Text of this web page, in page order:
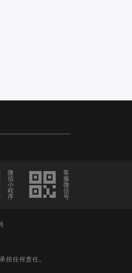
客
服
微
信
号
微
信
小
程
序
担任何责任。